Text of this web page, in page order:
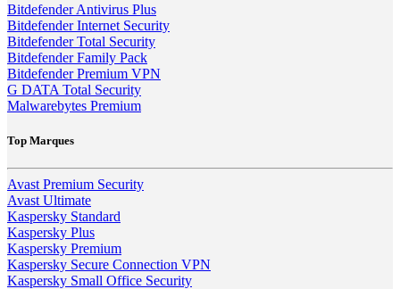
Bitdefender Antivirus Plus
Bitdefender Internet Security
Bitdefender Total Security
Bitdefender Family Pack
Bitdefender Premium VPN
G DATA Total Security
Malwarebytes Premium
Top Marques
Avast Premium Security
Avast Ultimate
Kaspersky Standard
Kaspersky Plus
Kaspersky Premium
Kaspersky Secure Connection VPN
Kaspersky Small Office Security